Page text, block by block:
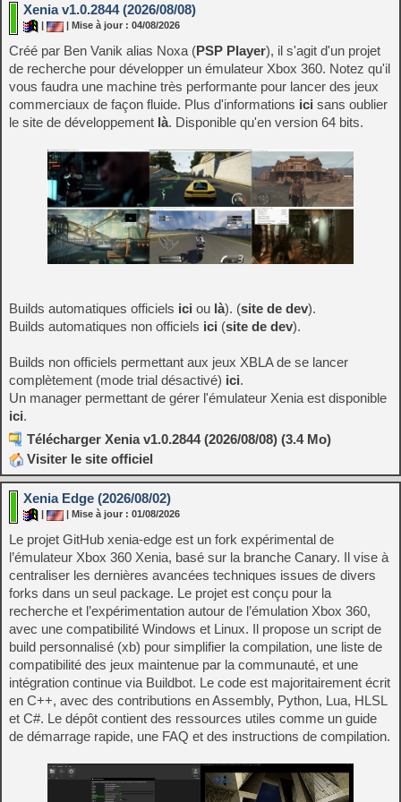
Xenia v1.0.2844 (2026/08/08)
| Mise à jour : 04/08/2026
Créé par Ben Vanik alias Noxa (PSP Player), il s'agit d'un projet
de recherche pour développer un émulateur Xbox 360. Notez qu'il
vous faudra une machine très performante pour lancer des jeux
commerciaux de façon fluide. Plus d'informations ici sans oublier
le site de développement là. Disponible qu'en version 64 bits.
Builds automatiques officiels ici ou là). (site de dev).
Builds automatiques non officiels ici (site de dev).
Builds non officiels permettant aux jeux XBLA de se lancer
complètement (mode trial désactivé) ici.
Un manager permettant de gérer l'émulateur Xenia est disponible
ici.
Télécharger Xenia v1.0.2844 (2026/08/08) (3.4 Mo)
Visiter le site officiel
Xenia Edge (2026/08/02)
| Mise à jour : 01/08/2026
Le projet GitHub xenia-edge est un fork expérimental de
l’émulateur Xbox 360 Xenia, basé sur la branche Canary. Il vise à
centraliser les dernières avancées techniques issues de divers
forks dans un seul package. Le projet est conçu pour la
recherche et l’expérimentation autour de l’émulation Xbox 360,
avec une compatibilité Windows et Linux. Il propose un script de
build personnalisé (xb) pour simplifier la compilation, une liste de
compatibilité des jeux maintenue par la communauté, et une
intégration continue via Buildbot. Le code est majoritairement écrit
en C++, avec des contributions en Assembly, Python, Lua, HLSL
et C#. Le dépôt contient des ressources utiles comme un guide
de démarrage rapide, une FAQ et des instructions de compilation.